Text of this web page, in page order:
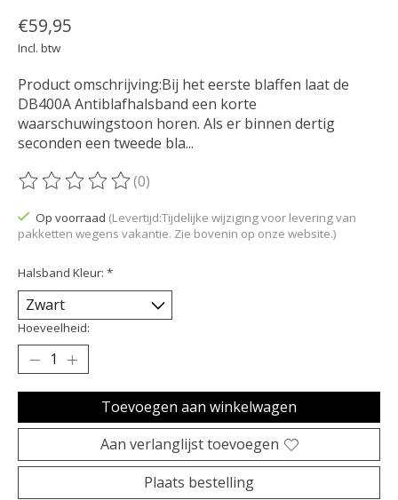
€59,95
Incl. btw
Product omschrijving:Bij het eerste blaffen laat de
DB400A Antiblafhalsband een korte
waarschuwingstoon horen. Als er binnen dertig
seconden een tweede bla...
De beoordeling van dit product is
(0)
Op voorraad (Levertijd:Tijdelijke wijziging voor levering van
pakketten wegens vakantie. Zie bovenin op onze website.)
Halsband Kleur: *
Hoeveelheid:
Toevoegen aan winkelwagen
Aan verlanglijst toevoegen
Plaats bestelling